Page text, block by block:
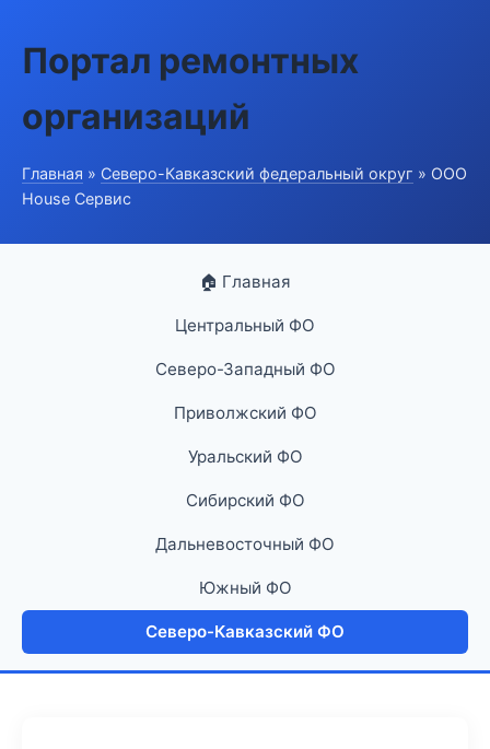
Портал ремонтных
организаций
Главная » Северо-Кавказский федеральный округ » ООО
House Сервис
🏠 Главная
Центральный ФО
Северо-Западный ФО
Приволжский ФО
Уральский ФО
Сибирский ФО
Дальневосточный ФО
Южный ФО
Северо-Кавказский ФО